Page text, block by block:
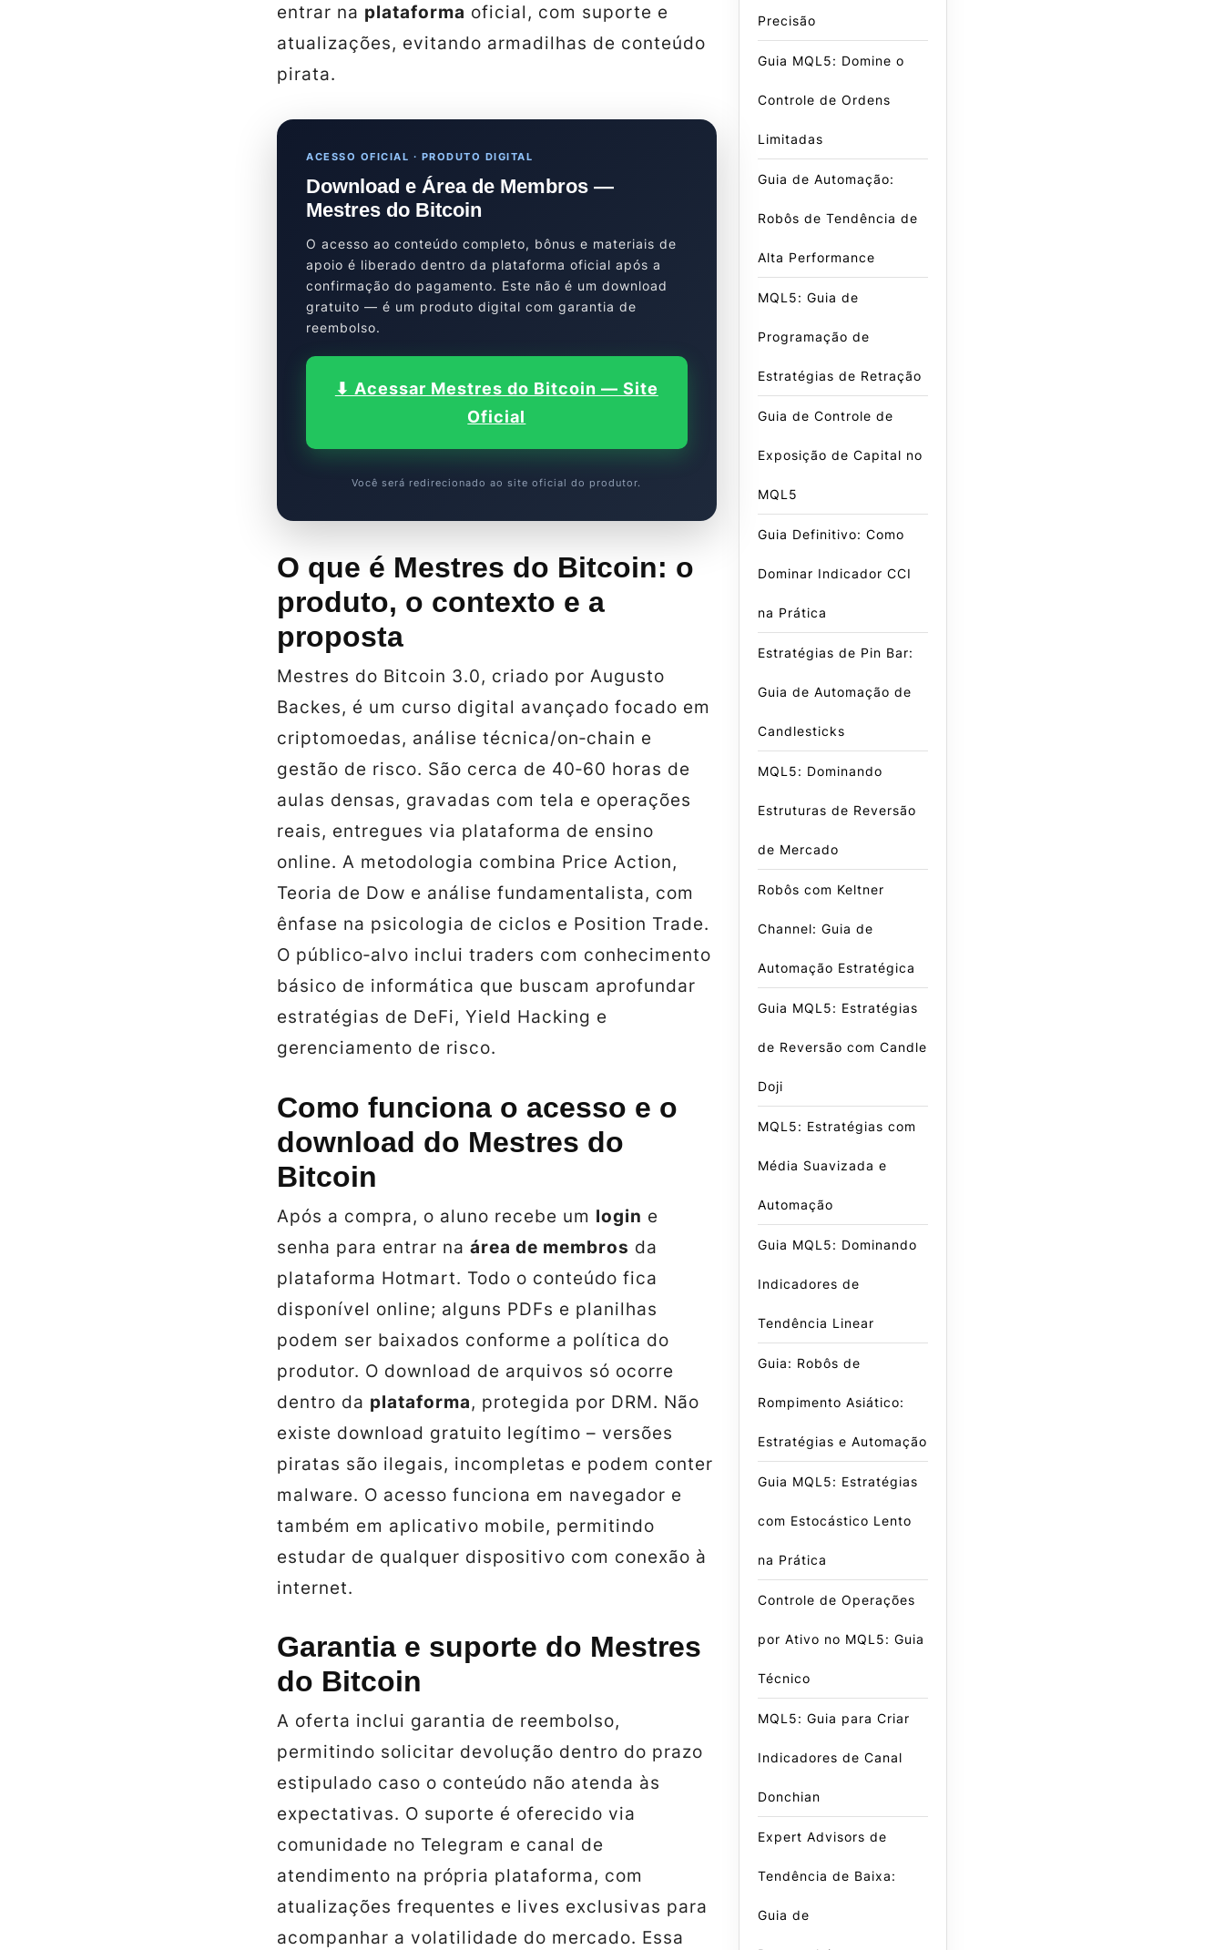
entrar na plataforma oficial, com suporte e
atualizações, evitando armadilhas de conteúdo
pirata.
ACESSO OFICIAL · PRODUTO DIGITAL
Download e Área de Membros —
Mestres do Bitcoin
O acesso ao conteúdo completo, bônus e materiais de
apoio é liberado dentro da plataforma oficial após a
confirmação do pagamento. Este não é um download
gratuito — é um produto digital com garantia de
reembolso.
⬇ Acessar Mestres do Bitcoin — Site
Oficial
Você será redirecionado ao site oficial do produtor.
O que é Mestres do Bitcoin: o
produto, o contexto e a
proposta
Mestres do Bitcoin 3.0, criado por Augusto
Backes, é um curso digital avançado focado em
criptomoedas, análise técnica/on‑chain e
gestão de risco. São cerca de 40‑60 horas de
aulas densas, gravadas com tela e operações
reais, entregues via plataforma de ensino
online. A metodologia combina Price Action,
Teoria de Dow e análise fundamentalista, com
ênfase na psicologia de ciclos e Position Trade.
O público‑alvo inclui traders com conhecimento
básico de informática que buscam aprofundar
estratégias de DeFi, Yield Hacking e
gerenciamento de risco.
Como funciona o acesso e o
download do Mestres do
Bitcoin
Após a compra, o aluno recebe um login e
senha para entrar na área de membros da
plataforma Hotmart. Todo o conteúdo fica
disponível online; alguns PDFs e planilhas
podem ser baixados conforme a política do
produtor. O download de arquivos só ocorre
dentro da plataforma, protegida por DRM. Não
existe download gratuito legítimo – versões
piratas são ilegais, incompletas e podem conter
malware. O acesso funciona em navegador e
também em aplicativo mobile, permitindo
estudar de qualquer dispositivo com conexão à
internet.
Garantia e suporte do Mestres
do Bitcoin
A oferta inclui garantia de reembolso,
permitindo solicitar devolução dentro do prazo
estipulado caso o conteúdo não atenda às
expectativas. O suporte é oferecido via
comunidade no Telegram e canal de
atendimento na própria plataforma, com
atualizações frequentes e lives exclusivas para
acompanhar a volatilidade do mercado. Essa
Precisão
Guia MQL5: Domine o
Controle de Ordens
Limitadas
Guia de Automação:
Robôs de Tendência de
Alta Performance
MQL5: Guia de
Programação de
Estratégias de Retração
Guia de Controle de
Exposição de Capital no
MQL5
Guia Definitivo: Como
Dominar Indicador CCI
na Prática
Estratégias de Pin Bar:
Guia de Automação de
Candlesticks
MQL5: Dominando
Estruturas de Reversão
de Mercado
Robôs com Keltner
Channel: Guia de
Automação Estratégica
Guia MQL5: Estratégias
de Reversão com Candle
Doji
MQL5: Estratégias com
Média Suavizada e
Automação
Guia MQL5: Dominando
Indicadores de
Tendência Linear
Guia: Robôs de
Rompimento Asiático:
Estratégias e Automação
Guia MQL5: Estratégias
com Estocástico Lento
na Prática
Controle de Operações
por Ativo no MQL5: Guia
Técnico
MQL5: Guia para Criar
Indicadores de Canal
Donchian
Expert Advisors de
Tendência de Baixa:
Guia de